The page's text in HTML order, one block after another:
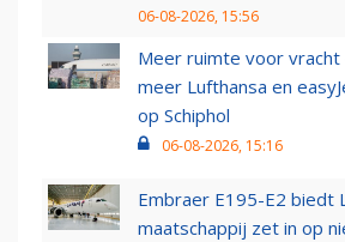
06-08-2026, 15:56
Meer ruimte voor
meer Lufthansa en
op Schiphol
06-08-2026, 15:16
Embraer E195-E2 biedt
maatschappij zet in op